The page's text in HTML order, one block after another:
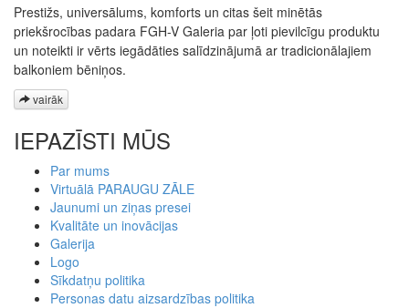
Prestižs, universālums, komforts un citas šeit minētās
priekšrocības padara FGH-V Galeria par ļoti pievilcīgu produktu
un noteikti ir vērts iegādāties salīdzinājumā ar tradicionālajiem
balkoniem bēniņos.
vairāk
IEPAZĪSTI MŪS
Par mums
Virtuālā PARAUGU ZĀLE
Jaunumi un ziņas presei
Kvalitāte un inovācijas
Galerija
Logo
Sīkdatņu politika
Personas datu aizsardzības politika